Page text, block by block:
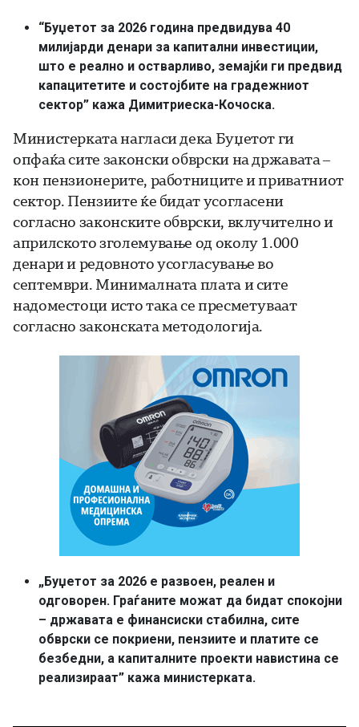
“Буџетот за 2026 година предвидува 40
милијарди денари за капитални инвестиции,
што е реално и остварливо, земајќи ги предвид
капацитетите и состојбите на градежниот
сектор” кажа Димитриеска-Кочоска.
Министерката нагласи дека Буџетот ги
опфаќа сите законски обврски на државата –
кон пензионерите, работниците и приватниот
сектор. Пензиите ќе бидат усогласени
согласно законските обврски, вклучително и
априлското зголемување од околу 1.000
денари и редовното усогласување во
септември. Минималната плата и сите
надоместоци исто така се пресметуваат
согласно законската методологија.
„Буџетот за 2026 е развоен, реален и
одговорен. Граѓаните можат да бидат спокојни
– државата е финансиски стабилна, сите
обврски се покриени, пензиите и платите се
безбедни, а капиталните проекти навистина се
реализираат” кажа министерката.